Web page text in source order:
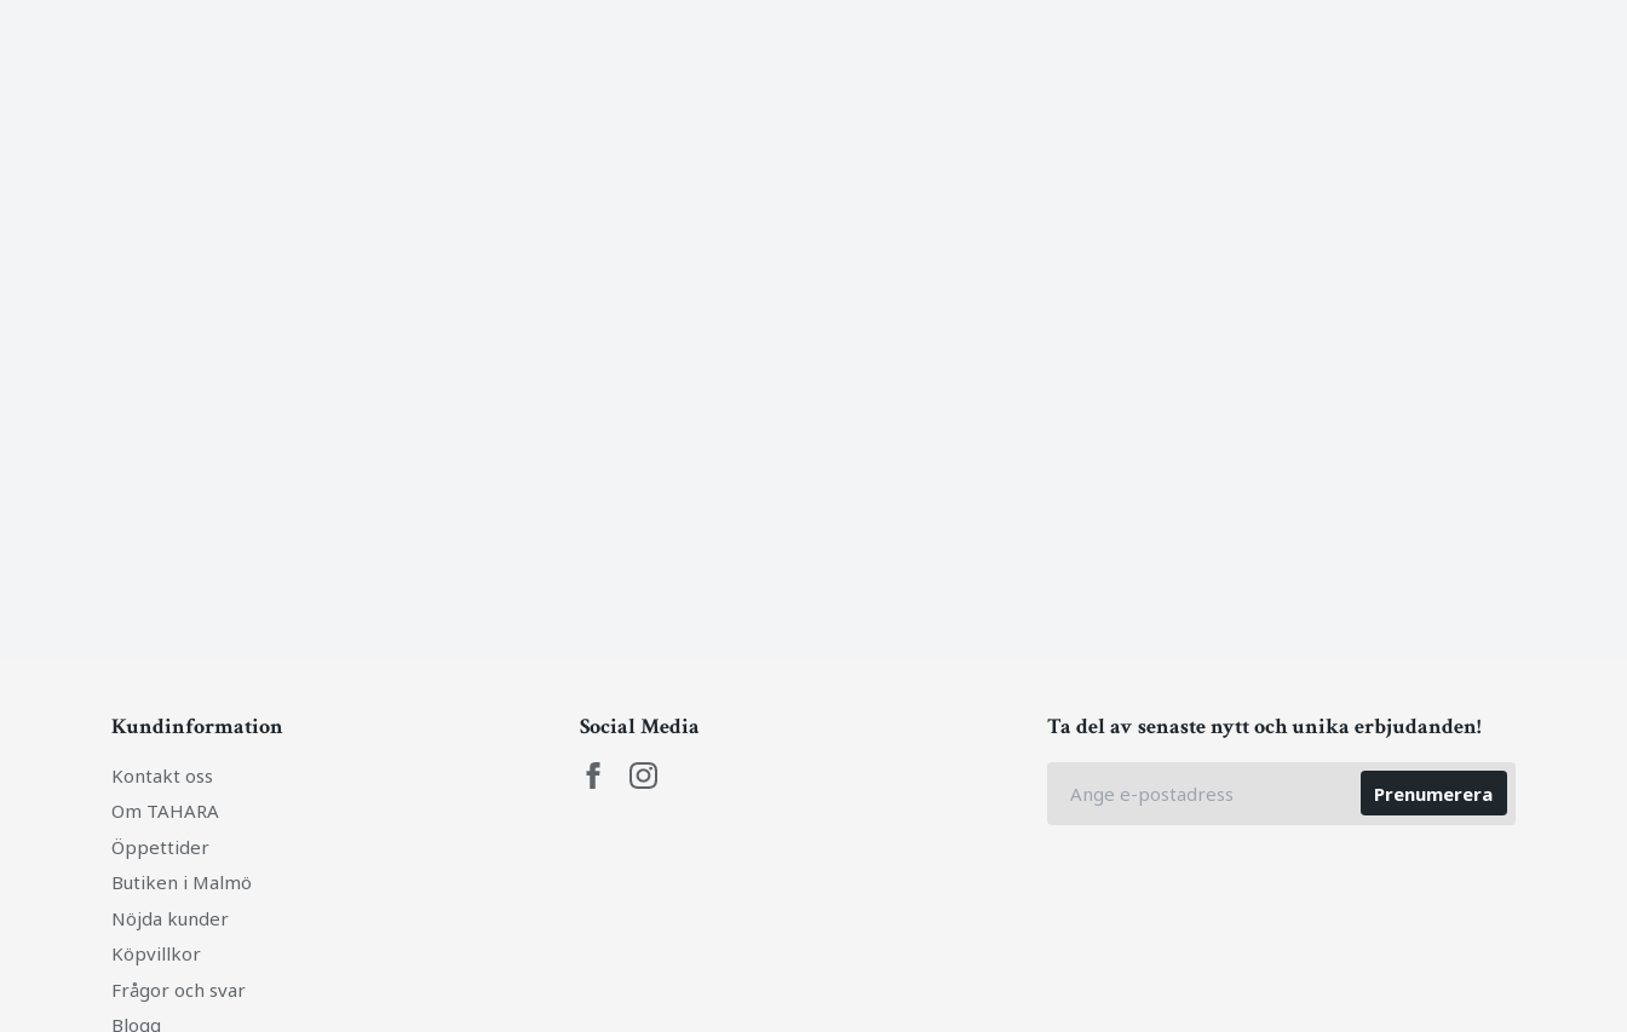
Kundinformation
Kontakt oss
Om TAHARA
Öppettider
Butiken i Malmö
Nöjda kunder
Köpvillkor
Frågor och svar
Blogg
Social Media Ta del av senaste nytt och unika erbjudanden!
Prenumerera